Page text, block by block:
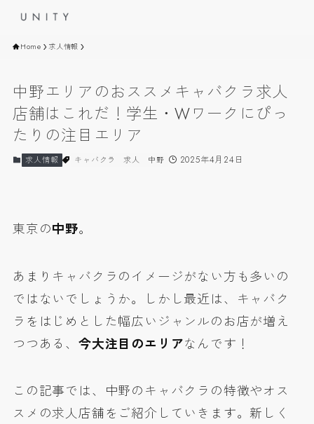
Home 求人情報
中野エリアのおススメキャバクラ求人
店舗はこれだ！学生・Wワークにぴっ
たりの注目エリア
求人情報 キャバクラ 求人 中野 2025年4月24日
東京の中野。
あまりキャバクラのイメージがない方も多いの
ではないでしょうか。しかし最近は、キャバク
ラをはじめとした幅広いジャンルのお店が増え
つつある、 今大注目のエリアなんです！
この記事では、中野のキャバクラの特徴やオス
スメの求人店舗をご紹介していきます。新しく